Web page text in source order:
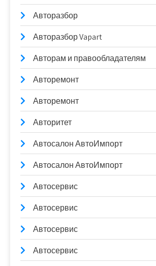
Авторазбор
Авторазбор Vapart
Авторам и правообладателям
Авторемонт
Авторемонт
Авторитет
Автосалон АвтоИмпорт
Автосалон АвтоИмпорт
Автосервис
Автосервис
Автосервис
Автосервис